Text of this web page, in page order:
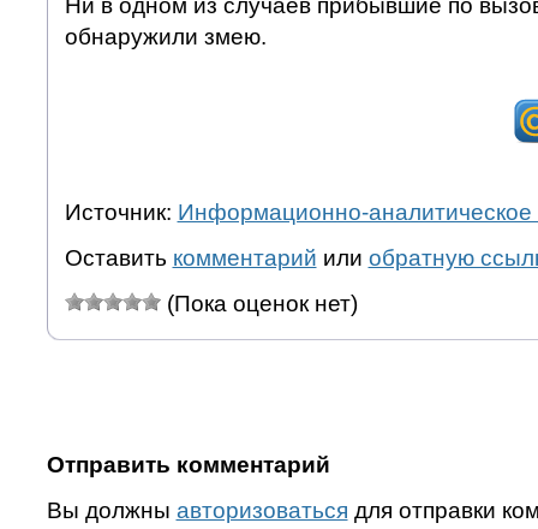
обнаружили змею.
Источник: Информационно-аналитическое
Оставить комментарий или обратную
(Пока оценок нет)
Отправить комментарий
Вы должны авторизоваться для отправки